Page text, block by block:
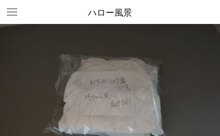
ハロー風景